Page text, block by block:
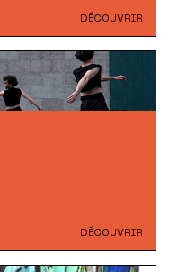
DÉCOUVRIR
DÉCOUVRIR